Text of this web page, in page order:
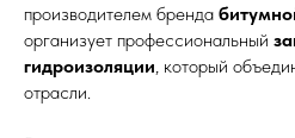
производителем бренда
организует профессиональный
гидроизоляции, который
отрасли.